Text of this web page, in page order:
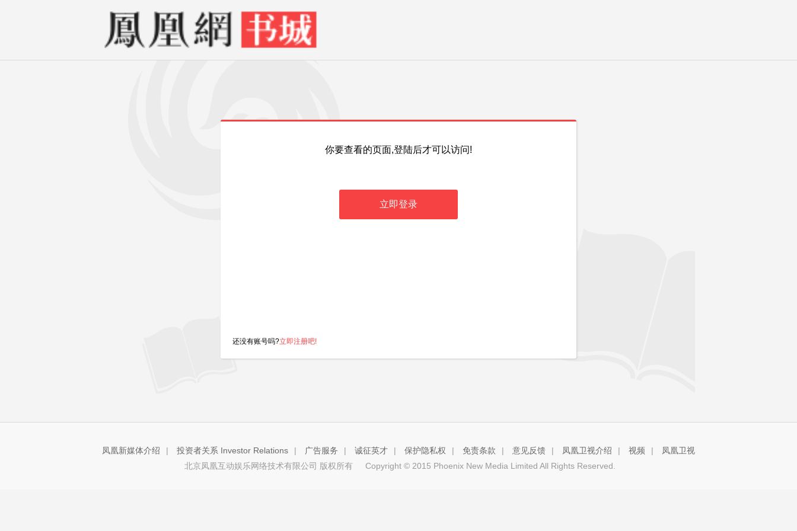
你要查看的页面,登陆后才可以访问!
立即登录
还没有账号吗?立即注册吧!
凤凰新媒体介绍 | 投资者关系 Investor Relations | 广告服务 | 诚征英才 | 保护隐私权 | 免责条款 | 意见反馈 | 凤凰卫视介绍 | 视频 |
凤凰卫视
北京凤凰互动娱乐网络技术有限公司 版权所有
Copyright © 2015 Phoenix New Media Limited All Rights Reserved.